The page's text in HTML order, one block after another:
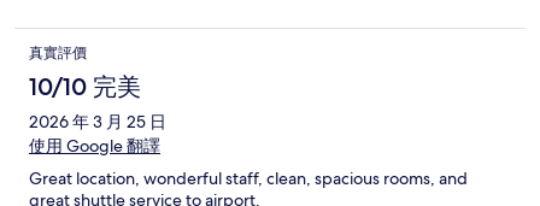
真實評價
10/10 完美
2026 年 3 月 25 日
使用 Google 翻譯
Great location, wonderful staff, clean, spacious rooms, and
great shuttle service to airport.